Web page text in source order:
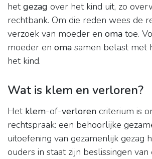
hetgezag over het kind uit, zo
rechtbank. Om die reden wees de
verzoek van moeder en oma toe.
moeder en oma samen belast met
het kind.
Wat is klem en verloren?
Het klem-of-verloren criterium is
rechtspraak: een behoorlijke
uitoefening van gezamenlijk gezag
ouders in staat zijn beslissingen